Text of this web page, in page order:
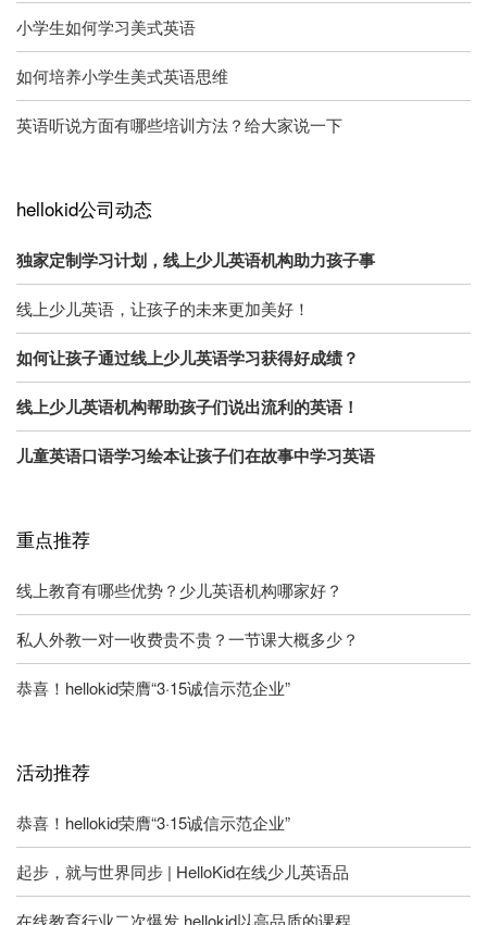
小学生如何学习美式英语
如何培养小学生美式英语思维
英语听说方面有哪些培训方法？给大家说一下
hellokid公司动态
独家定制学习计划，线上少儿英语机构助力孩子事
线上少儿英语，让孩子的未来更加美好！
如何让孩子通过线上少儿英语学习获得好成绩？
线上少儿英语机构帮助孩子们说出流利的英语！
儿童英语口语学习绘本让孩子们在故事中学习英语
重点推荐
线上教育有哪些优势？少儿英语机构哪家好？
私人外教一对一收费贵不贵？一节课大概多少？
恭喜！hellokid荣膺“3·15诚信示范企业”
活动推荐
恭喜！hellokid荣膺“3·15诚信示范企业”
起步，就与世界同步 | HelloKid在线少儿英语品
在线教育行业二次爆发 hellokid以高品质的课程